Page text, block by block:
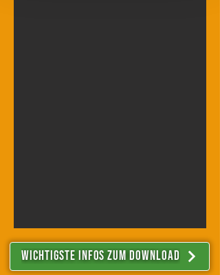
Wichtigste Infos zum download